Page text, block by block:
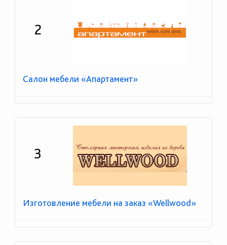
2
Салон мебели «Апартамент»
3
Изготовление мебели на заказ «Wellwood»